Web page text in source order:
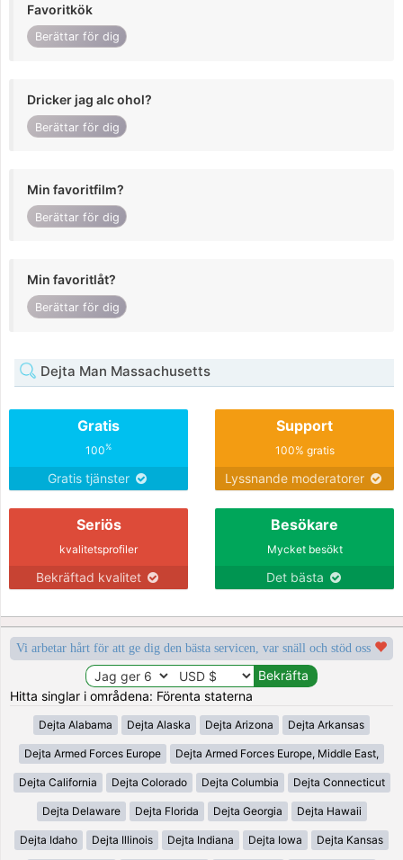
Favoritkök
Berättar för dig
Dricker jag alc ohol?
Berättar för dig
Min favoritfilm?
Berättar för dig
Min favoritlåt?
Berättar för dig
Dejta Man Massachusetts
Gratis
100%
Gratis tjänster
Support
100% gratis
Lyssnande moderatorer
Seriös
kvalitetsprofiler
Bekräftad kvalitet
Besökare
Mycket besökt
Det bästa
Vi arbetar hårt för att ge dig den bästa servicen, var snäll och stöd oss
Hitta singlar i områdena: Förenta staterna
Dejta Alabama Dejta Alaska Dejta Arizona Dejta Arkansas
Dejta Armed Forces Europe Dejta Armed Forces Europe, Middle East,
Dejta California Dejta Colorado Dejta Columbia Dejta Connecticut
Dejta Delaware Dejta Florida Dejta Georgia Dejta Hawaii
Dejta Idaho Dejta Illinois Dejta Indiana Dejta Iowa Dejta Kansas